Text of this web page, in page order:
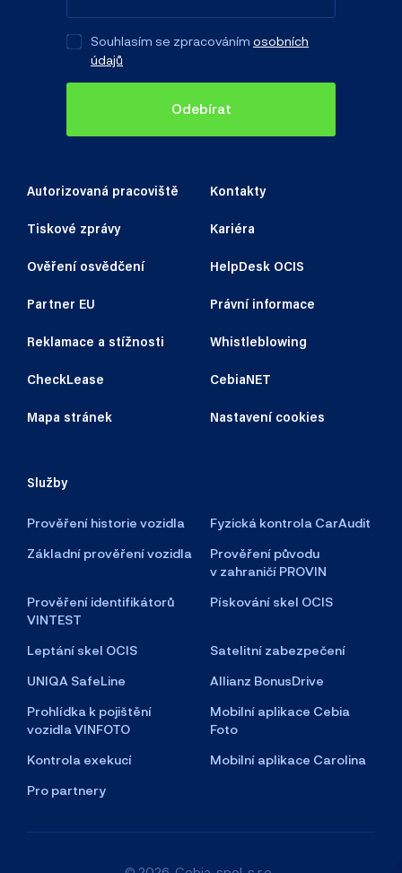
Autorizovaná pracoviště Kontakty
Tiskové zprávy Kariéra
Ověření osvědčení HelpDesk OCIS
Partner EU Právní informace
Reklamace a stížnosti Whistleblowing
CheckLease CebiaNET
Mapa stránek Nastavení cookies
Služby
Prověření historie vozidla
Fyzická kontrola CarAudit
Základní prověření vozidla
Prověření původu
v zahraničí PROVIN
Prověření identifikátorů
VINTEST
Pískování skel OCIS
Leptání skel OCIS
Satelitní zabezpečení
UNIQA SafeLine
Allianz BonusDrive
Prohlídka k pojištění
vozidla VINFOTO
Mobilní aplikace Cebia
Foto
Kontrola exekucí
Mobilní aplikace Carolina
Pro partnery
Souhlasím se zpracováním osobních
údajů
Odebírat